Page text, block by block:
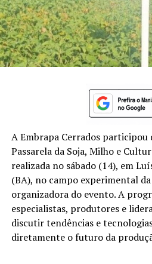
A Embrapa Cerrados participou
Passarela da Soja, Milho e
realizada no sábado (14), em
(BA), no campo experimental da
organizadora do evento. A
especialistas, produtores e
discutir tendências e
diretamente o futuro da